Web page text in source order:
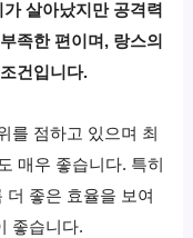
살아났지만 공격력
족한 편이며, 랑스의
건입니다.
를 점하고 있으며 최
매우 좋습니다. 특히
좋은 효율을 보여
좋습니다.